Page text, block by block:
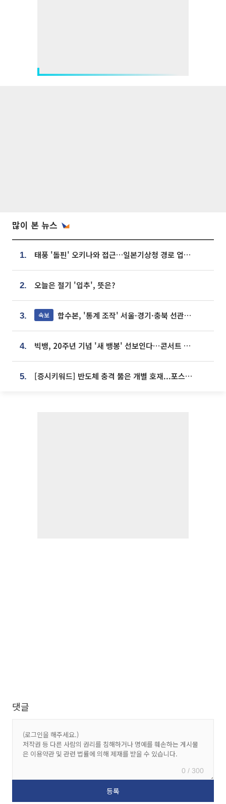
많이 본 뉴스
1. 태풍 '돌핀' 오키나와 접근…일본기상청 경로 업데이트
2. 오늘은 절기 '입추', 뜻은?
3. 속보 합수본, '통계 조작' 서울·경기·충북 선관위 등 추가 압수수색
4. 빅뱅, 20주년 기념 '새 뱅봉' 선보인다⋯콘서트 앞두고 팝업 개최
5. [증시키워드] 반도체 충격 뚫은 개별 호재...포스코퓨처엠·에코프로·한화솔루션 '눈길'
댓글
0 / 300